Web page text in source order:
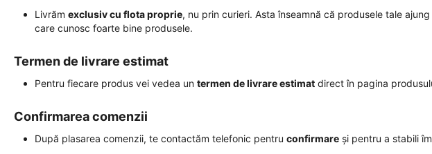
Livrăm exclusiv cu flota proprie, nu prin curieri. Asta înseamnă că produsele tale
care cunosc foarte bine produsele.
Termen de livrare estimat
Pentru fiecare produs vei vedea un termen de livrare estimat direct în pagina
Confirmarea comenzii
După plasarea comenzii, te contactăm telefonic pentru confirmare și pentru a stabili